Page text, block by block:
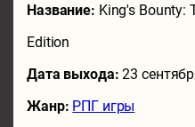
Название: King's Bounty:
Edition
Дата выхода:23
Жанр: РПГ игры